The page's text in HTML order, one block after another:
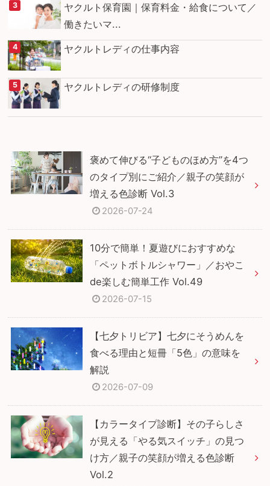
ヤクルト保育園｜保育料金・給食について／
働きたいマ...
ヤクルトレディの仕事内容
ヤクルトレディの研修制度
褒めて伸びる“子どものほめ方”を4つ
のタイプ別にご紹介／親子の笑顔が
増える色診断 Vol.3
2026-07-24
10分で簡単！夏遊びにおすすめな
「ペットボトルシャワー」／おやこ
de楽しむ簡単工作 Vol.49
2026-07-15
【七夕トリビア】七夕にそうめんを
食べる理由と短冊「5色」の意味を
解説
2026-07-09
【カラータイプ診断】その子らしさ
が見える「やる気スイッチ」の見つ
け方／親子の笑顔が増える色診断
Vol.2